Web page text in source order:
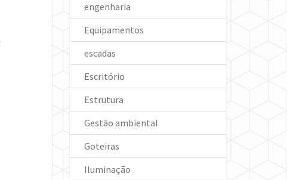
engenharia
Equipamentos
escadas
Escritório
Estrutura
Gestão ambiental
Goteiras
Iluminação